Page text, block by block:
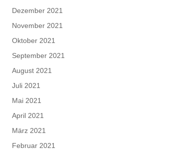
Dezember 2021
November 2021
Oktober 2021
September 2021
August 2021
Juli 2021
Mai 2021
April 2021
März 2021
Februar 2021